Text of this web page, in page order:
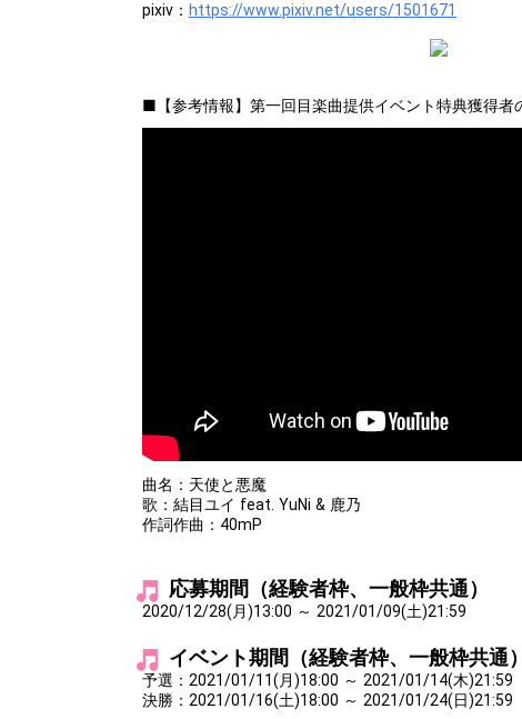
pixiv： https://www.pixiv.net/users/1501671
■【参考情報】第一回目楽曲提供イベント特典獲得者
曲名：天使と悪魔
歌：結目ユイ feat. YuNi & 鹿乃
作詞作曲：40mP
応募期間（経験者枠、一般枠共通）
2020/12/28(月)13:00 ～ 2021/01/09(土)21:59
イベント期間（経験者枠、一般枠共通）
予選：2021/01/11(月)18:00 ～ 2021/01/14(木)21:59
決勝：2021/01/16(土)18:00 ～ 2021/01/24(日)21:59